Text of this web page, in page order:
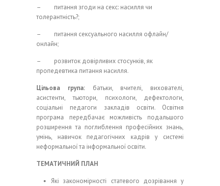
– питання згоди на секс: насилля чи
толерантність?;
– питання сексуального насилля офлайн/
онлайн;
– розвиток довірливих стосунків, як
пропедевтика питання насилля.
Цільова група:батьки, вчителі, вихователі,
асистенти, тьютори, психологи, дефектологи,
соціальні педагоги закладів освіти. Освітня
програма передбачає можливість подальшого
розширення та поглиблення професійних знань,
умінь, навичок педагогічних кадрів у системі
неформальної та інформальної освіти.
ТЕМАТИЧНИЙ ПЛАН
Які закономірності статевого дозрівання у